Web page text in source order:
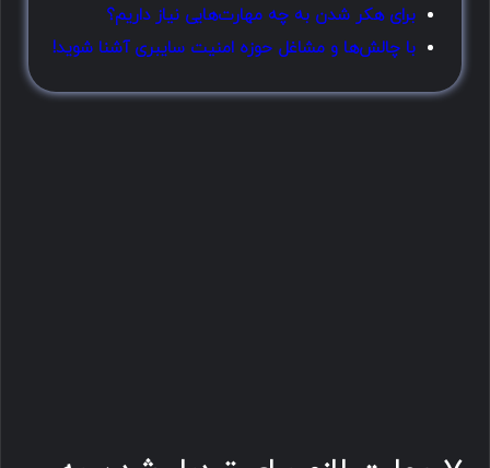
برای هکر شدن به چه مهارت‌هایی نیاز داریم؟
با چالش‌ها و مشاغل حوزه امنیت سایبری آشنا شوید!